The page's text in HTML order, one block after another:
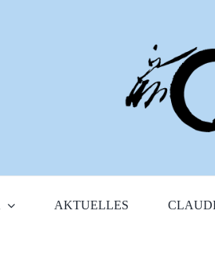
AKTUELLES